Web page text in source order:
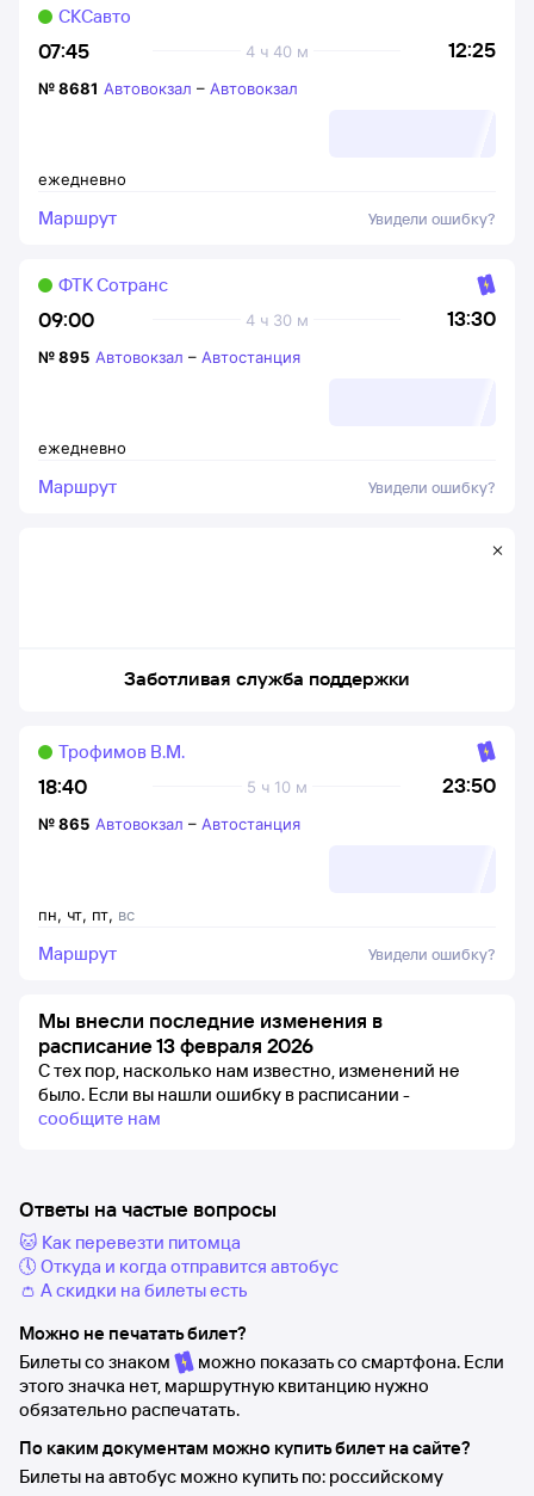
07:45 12:25
4 ч 40 м
СКСавто
ежедневно
№8681 Автовокзал – Автовокзал
Маршрут Увидели ошибку?
09:00 13:30
4 ч 30 м
ФТК Сотранс
ежедневно
№895 Автовокзал – Автостанция
Маршрут Увидели ошибку?
Заботливая служба поддержки
18:40 23:50
5 ч 10 м
Трофимов В.М.
пн, чт, пт, вс
№865 Автовокзал – Автостанция
Маршрут Увидели ошибку?
Мы внесли последние изменения в
расписание 13 февраля 2026
С тех пор, насколько нам известно, изменений не
было. Если вы нашли ошибку в расписании -
сообщите нам
Ответы на частые вопросы
🐱 Как перевезти питомца
🕔 Откуда и когда отправится автобус
👛 А скидки на билеты есть
Можно не печатать билет?
Билеты со знаком
можно показать со смартфона. Если
этого значка нет, маршрутную квитанцию нужно
обязательно распечатать.
По каким документам можно купить билет на сайте?
Билеты на автобус можно купить по: российскому